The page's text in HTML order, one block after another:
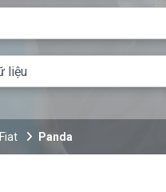
Fiat Panda